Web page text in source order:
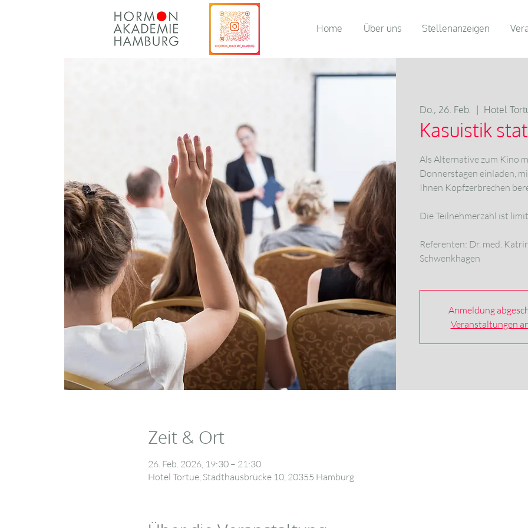
Home Über uns Stellenanzeigen
Do., 26. Feb. Hotel
Kasuistik
Als Alternative zum Kino
Donnerstagen einladen,
Ihnen Kopfzerbrechen
Die Teilnehmerzahl ist
Referenten: Dr. med.
Schwenkhagen
Anmeldung
Veranstaltungen
Zeit & Ort
26. Feb. 2026, 19:30 – 21:30
Hotel Tortue, Stadthausbrücke 10, 20355 Hamburg